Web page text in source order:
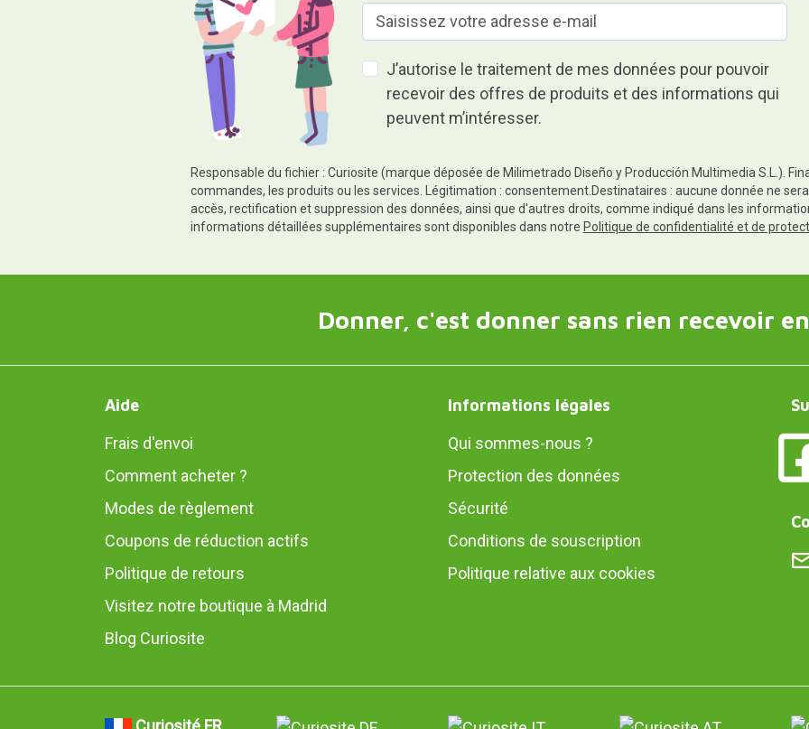
J’autorise le traitement de mes données pour pouvoir
recevoir des offres de produits et des informations qui
peuvent m’intéresser.
Responsable du fichier : Curiosite (marque déposée de Milimetrado Diseño y Producción Multimedia S.L.).
commandes, les produits ou les services. Légitimation : consentement.Destinataires : aucune donnée ne
accès, rectification et suppression des données, ainsi que d'autres droits, comme indiqué dans les
informations détaillées supplémentaires sont disponibles dans notre Politique de confidentialité et de
Donner, c'est donner sans rien recevoir
Aide
Frais d'envoi
Comment acheter ?
Modes de règlement
Coupons de réduction actifs
Politique de retours
Visitez notre boutique à Madrid
Blog Curiosite
Informations légales
Qui sommes-nous ?
Protection des données
Sécurité
Conditions de souscription
Politique relative aux cookies